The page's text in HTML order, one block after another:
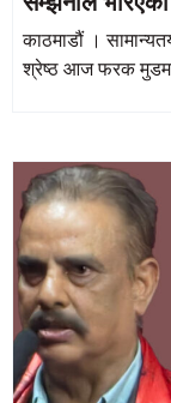
काठमाडौं ।
श्रेष्ठ आज फरक मुडमा